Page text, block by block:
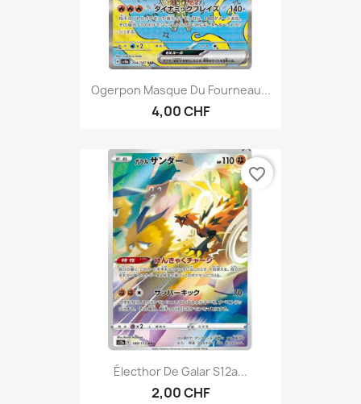
Ogerpon Masque Du Fourneau...
4,00 CHF
Électhor De Galar S12a...
2,00 CHF
favorite_border